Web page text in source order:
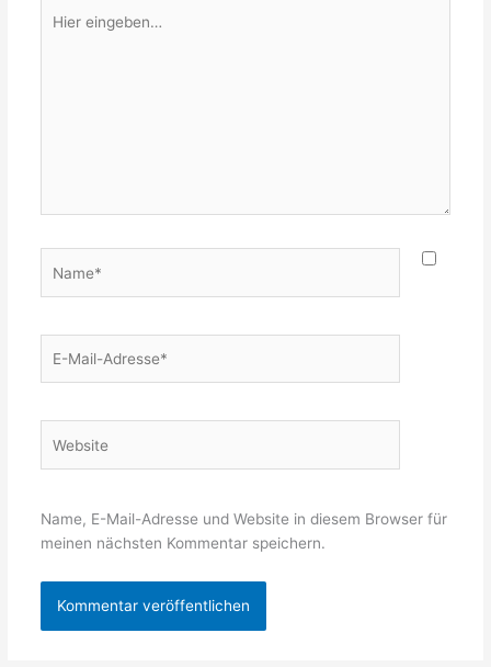
eingeben…
Mail-
Name, E-Mail-Adresse und Website in diesem Browser für
meinen nächsten Kommentar speichern.